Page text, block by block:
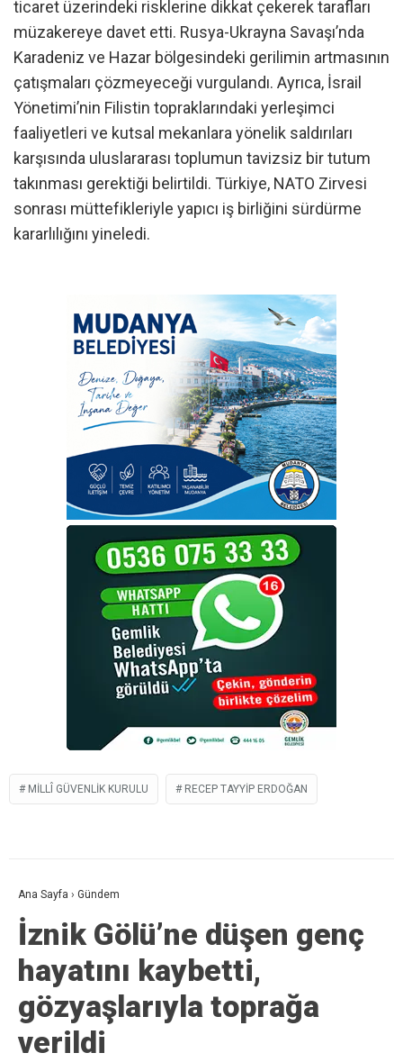
ticaret üzerindeki risklerine dikkat çekerek tarafları
müzakereye davet etti. Rusya-Ukrayna Savaşı’nda
Karadeniz ve Hazar bölgesindeki gerilimin artmasının
çatışmaları çözmeyeceği vurgulandı. Ayrıca, İsrail
Yönetimi’nin Filistin topraklarındaki yerleşimci
faaliyetleri ve kutsal mekanlara yönelik saldırıları
karşısında uluslararası toplumun tavizsiz bir tutum
takınması gerektiği belirtildi. Türkiye, NATO Zirvesi
sonrası müttefikleriyle yapıcı iş birliğini sürdürme
kararlılığını yineledi.
MILLÎ GÜVENLIK KURULU RECEP TAYYIP ERDOĞAN
Ana Sayfa › Gündem
İznik Gölü’ne düşen genç
hayatını kaybetti,
gözyaşlarıyla toprağa
verildi